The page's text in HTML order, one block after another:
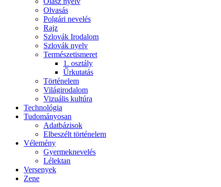
Olvasás
Polgári nevelés
Rajz
Szlovák Irodalom
Szlovák nyelv
Természetismeret
1. osztály
Űrkutatás
Történelem
Világirodalom
Vizuális kultúra
Technológia
Tudományosan
Adatbázisok
Elbeszélt történelem
Vélemény
Gyermeknevelés
Lélektan
Versenyek
Zene